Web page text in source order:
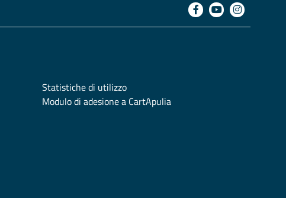
Statistiche di utilizzo
Modulo di adesione a CartApulia